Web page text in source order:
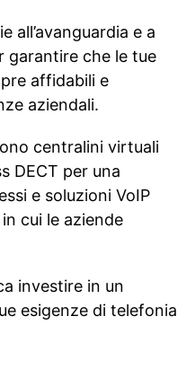
all’avanguardia e a
garantire che le tue
affidabili e
aziendali.
centralini virtuali
DECT per una
e soluzioni VoIP
cui le aziende
investire in un
esigenze di telefonia